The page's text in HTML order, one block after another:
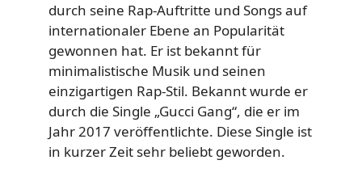
durch seine Rap-Auftritte und Songs auf
internationaler Ebene an Popularität
gewonnen hat. Er ist bekannt für
minimalistische Musik und seinen
einzigartigen Rap-Stil. Bekannt wurde er
durch die Single „Gucci Gang“, die er im
Jahr 2017 veröffentlichte. Diese Single ist
in kurzer Zeit sehr beliebt geworden.